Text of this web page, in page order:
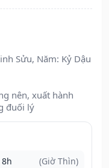
Sửu, Năm: Kỷ Dậu
nên, xuất hành
đuối lý
(Giờ Thìn)